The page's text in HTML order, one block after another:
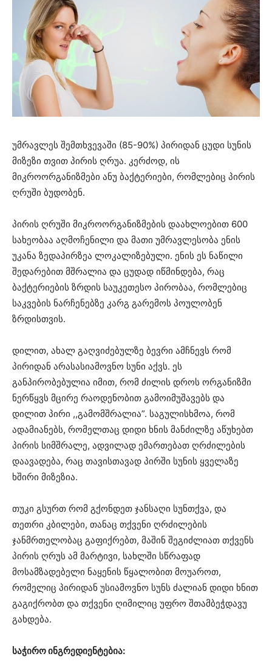
უმრავლეს შემთხვევაში (85-90%) პირიდან ცუდი სუნის
მიზეზი თვით პირის ღრუა. კერძოდ, ის
მიკროორგანიზმები ანუ ბაქტერიები, რომლებიც პირის
ღრუში ბუდობენ.
პირის ღრუში მიკროორგანიზმების დაახლოებით 600
სახეობაა აღმოჩენილი და მათი უმრავლესობა ენის
უკანა ზედაპირზეა ლოკალიზებული. ენის ეს ნაწილი
შედარებით მშრალია და ცუდად იწმინდება, რაც
ბაქტერიების ზრდის საუკეთესო პირობაა, რომლებიც
საკვების ნარჩენებზე კარგ გარემოს პოულობენ
ზრდისთვის.
დილით, ახალ გაღვიძებულზე ბევრი ამჩნევს რომ
პირიდან არასასიამოვნო სუნი აქვს. ეს
განპირობებულია იმით, რომ ძილის დროს ორგანიზმი
ნერწყვს მცირე რაოდენობით გამოიმუშავებს და
დილით პირი ,,გამომშრალია”. საგულისხმოა, რომ
ადამიანებს, რომელთაც დიდი ხნის მანძილზე აწუხებთ
პირის სიმშრალე, ადვილად ემართებათ ღრძილების
დაავადება, რაც თავისთავად პირში სუნის ყველაზე
ხშირი მიზეზია.
თუკი გსურთ რომ გქონდეთ ჯანსაღი სუნთქვა, და
თეთრი კბილები, თანაც თქვენი ღრძილების
ჯანმრთელობაც გაფიქრებთ, მაშინ შეგიძლიათ თქვენს
პირის ღრუს ამ მარტივი, სახლში სწრაფად
მოსამზადებელი ნაყენის წყალობით მოუაროთ,
რომელიც პირიდან უსიამოვნო სუნს ძალიან დიდი ხნით
გაგიქრობთ და თქვენი ღიმილიც უფრო შთამბეჭდავუ
გახდება.
საჭირო ინგრედიენტებია: